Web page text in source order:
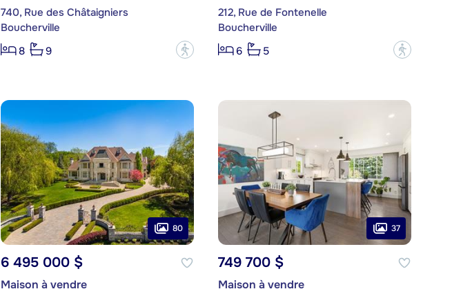
740, Rue des Châtaigniers
Boucherville
8
9 ?
212, Rue de Fontenelle
Boucherville
6
5 ?
80
6 495 000 $
Maison à vendre
37
749 700 $
Maison à vendre